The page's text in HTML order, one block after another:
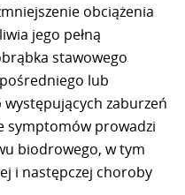
obciążenia
jego pełną
stawowego
lub
zaburzeń
symptomów prowadzi
biodrowego, w tym
i następczej choroby